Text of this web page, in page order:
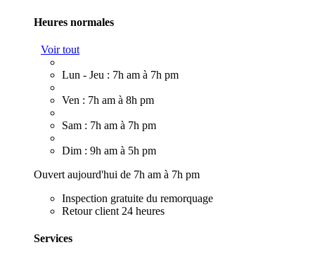
Heures normales
Voir tout
Lun - Jeu : 7h am à 7h pm
Ven : 7h am à 8h pm
Sam : 7h am à 7h pm
Dim : 9h am à 5h pm
Ouvert aujourd'hui de 7h am à 7h pm
Inspection gratuite du remorquage
Retour client 24 heures
Services